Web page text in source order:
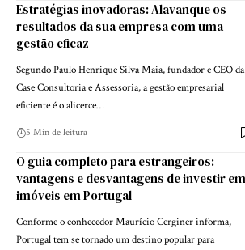
Estratégias inovadoras: Alavanque os
resultados da sua empresa com uma
gestão eficaz
Segundo Paulo Henrique Silva Maia, fundador e CEO da
Case Consultoria e Assessoria, a gestão empresarial
eficiente é o alicerce…
5 Min de leitura
O guia completo para estrangeiros:
vantagens e desvantagens de investir em
imóveis em Portugal
Conforme o conhecedor Maurício Cerginer informa,
Portugal tem se tornado um destino popular para